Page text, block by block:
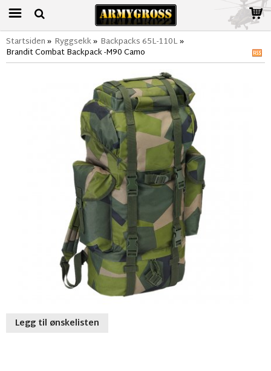
Startsiden» Ryggsekk» Backpacks 65L-110L»
Brandit Combat Backpack -M90 Camo
Legg til ønskelisten